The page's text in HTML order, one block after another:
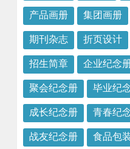
产品画册 集团画册
期刊杂志 折页设计
招生简章 企业纪念
聚会纪念册 毕业纪
成长纪念册 青春纪
战友纪念册 食品包